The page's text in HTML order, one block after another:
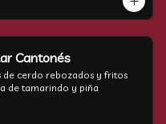
Cantonés
de cerdo rebozados y fritos
de tamarindo y piña